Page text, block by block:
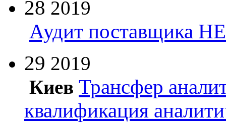
28 2019
Аудит поставщика
29 2019
Киев Трансфер
квалификация